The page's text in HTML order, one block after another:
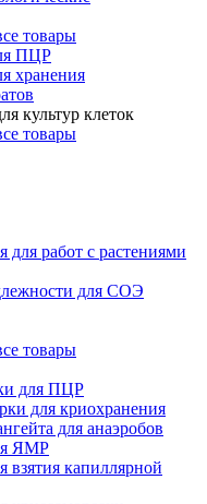
товары
ПЦР
хранения
культур клеток
товары
для работ с растениями
для СОЭ
товары
для ПЦР
для криохранения
для анаэробов
ЯМР
взятия капиллярной